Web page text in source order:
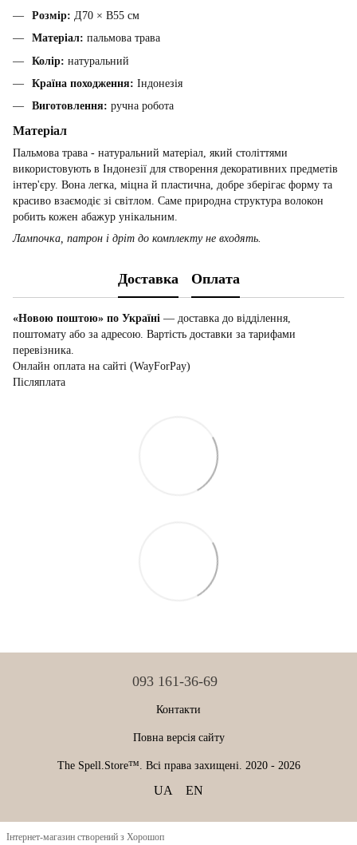
Розмір: Д70 × В55 см
Матеріал: пальмова трава
Колір: натуральний
Країна походження: Індонезія
Виготовлення: ручна робота
Матеріал
Пальмова трава - натуральний матеріал, який століттями
використовують в Індонезії для створення декоративних предметів
інтер'єру. Вона легка, міцна й пластична, добре зберігає форму та
красиво взаємодіє зі світлом. Саме природна структура волокон
робить кожен абажур унікальним.
Лампочка, патрон і дріт до комплекту не входять.
Доставка Оплата
«Новою поштою» по Україні — доставка до відділення,
поштомату або за адресою. Вартість доставки за тарифами
перевізника.
Онлайн оплата на сайті (WayForPay)
Післяплата
093 161-36-69
Контакти
Повна версія сайту
The Spell.Store™. Всі права захищені. 2020 - 2026
UA EN
Інтернет-магазин створений з Хорошоп